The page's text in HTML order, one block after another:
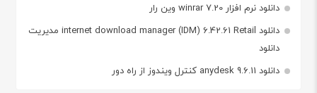
دانلود نرم افزار winrar 7.20 وین رار
دانلود internet download manager (IDM) 6.42.61 Retail مدیریت
دانلود
دانلود anydesk 9.6.11 کنترل ویندوز از راه دور